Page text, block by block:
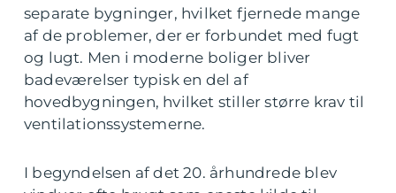
separate bygninger, hvilket fjernede mange
af de problemer, der er forbundet med fugt
og lugt. Men i moderne boliger bliver
badeværelser typisk en del af
hovedbygningen, hvilket stiller større krav til
ventilationssystemerne.
I begyndelsen af det 20. århundrede blev